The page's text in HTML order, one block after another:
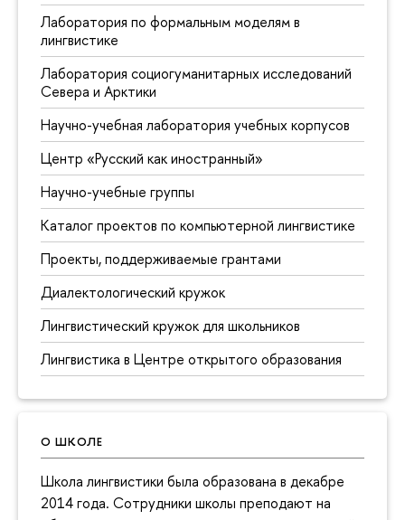
Лаборатория по формальным моделям в
лингвистике
Лаборатория социогуманитарных исследований
Севера и Арктики
Научно-учебная лаборатория учебных корпусов
Центр «Русский как иностранный»
Научно-учебные группы
Каталог проектов по компьютерной лингвистике
Проекты, поддерживаемые грантами
Диалектологический кружок
Лингвистический кружок для школьников
Лингвистика в Центре открытого образования
О ШКОЛЕ
Школа лингвистики была образована в декабре
2014 года. Сотрудники школы преподают на